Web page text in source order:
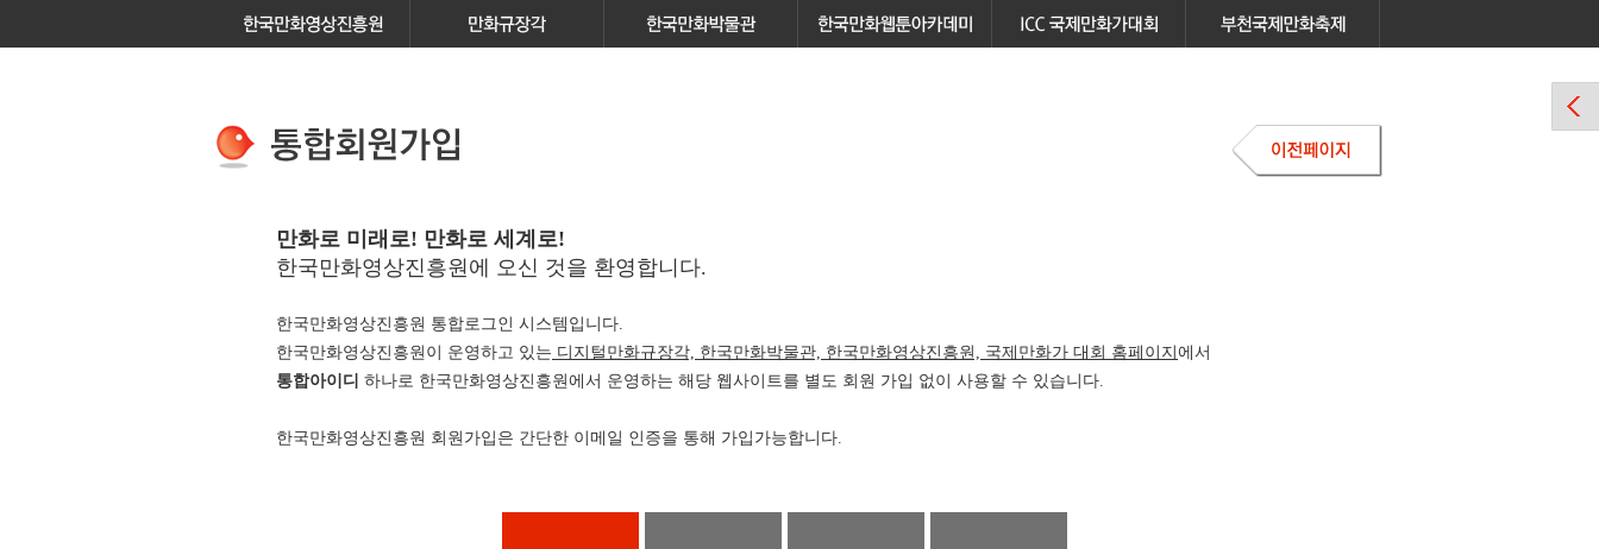
만화로 미래로! 만화로 세계로!
한국만화영상진흥원에 오신 것을 환영합니다.
한국만화영상진흥원 통합로그인 시스템입니다.
한국만화영상진흥원이 운영하고 있는 디지털만화규장각, 한국만화박물관, 한국만화영상진흥원, 국제만화가 대회 홈페이지 에서
통합아이디 하나로 한국만화영상진흥원에서 운영하는 해당 웹사이트를 별도 회원 가입 없이 사용할 수 있습니다.
한국만화영상진흥원 회원가입은 간단한 이메일 인증을 통해 가입가능합니다.